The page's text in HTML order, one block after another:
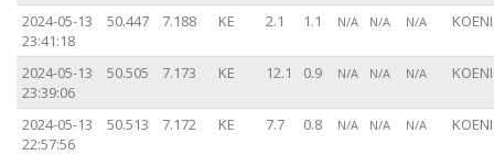
2024-05-13
23:41:18
50.447 7.188 KE 2.1 1.1 N/A N/A N/A
2024-05-13
23:39:06
50.505 7.173 KE 12.1 0.9 N/A N/A N/A
2024-05-13
22:57:56
50.513 7.172 KE 7.7 0.8 N/A N/A N/A